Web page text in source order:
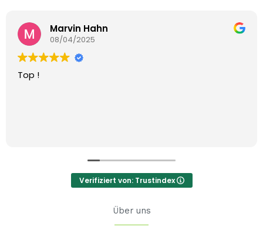
Steffen Simon
24/02/2025
Hat alles super geklappt.
Verifiziert von: Trustindex
Über uns